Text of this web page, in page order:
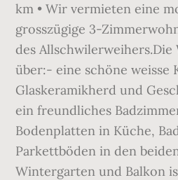
km • Wir vermieten eine
grosszügige 3-
des
über:- eine schöne weisse
Glaskeramikherd und
ein freundliches
Bodenplatten in Küche,
Parkettböden in den
Wintergarten und Balkon